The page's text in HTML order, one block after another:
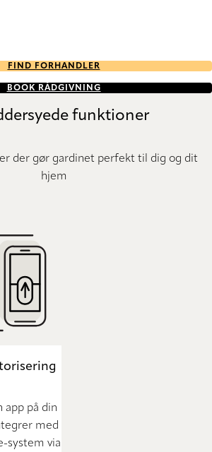
FIND FORHANDLER
BOOK RÅDGIVNING
funktioner
der gør gardinet perfekt til dig og dit
hjem
app på din
med
system via